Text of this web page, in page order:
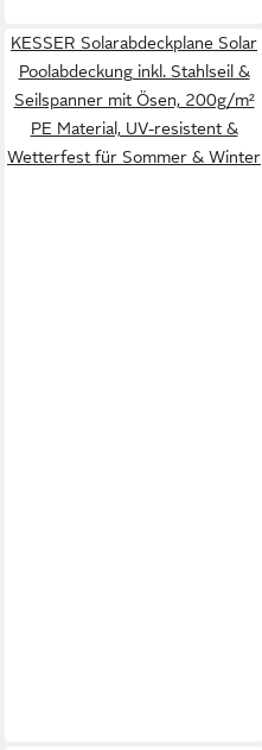
KESSER Solarabdeckplane Solar
Poolabdeckung inkl. Stahlseil &
Seilspanner mit Ösen, 200g/m²
PE Material, UV-resistent &
Wetterfest für Sommer & Winter